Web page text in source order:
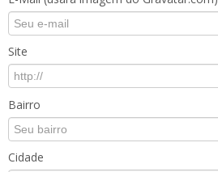
Site
Bairro
Cidade